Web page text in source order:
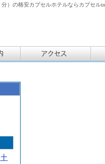
）の格安カプセルホテルならカプセル
土